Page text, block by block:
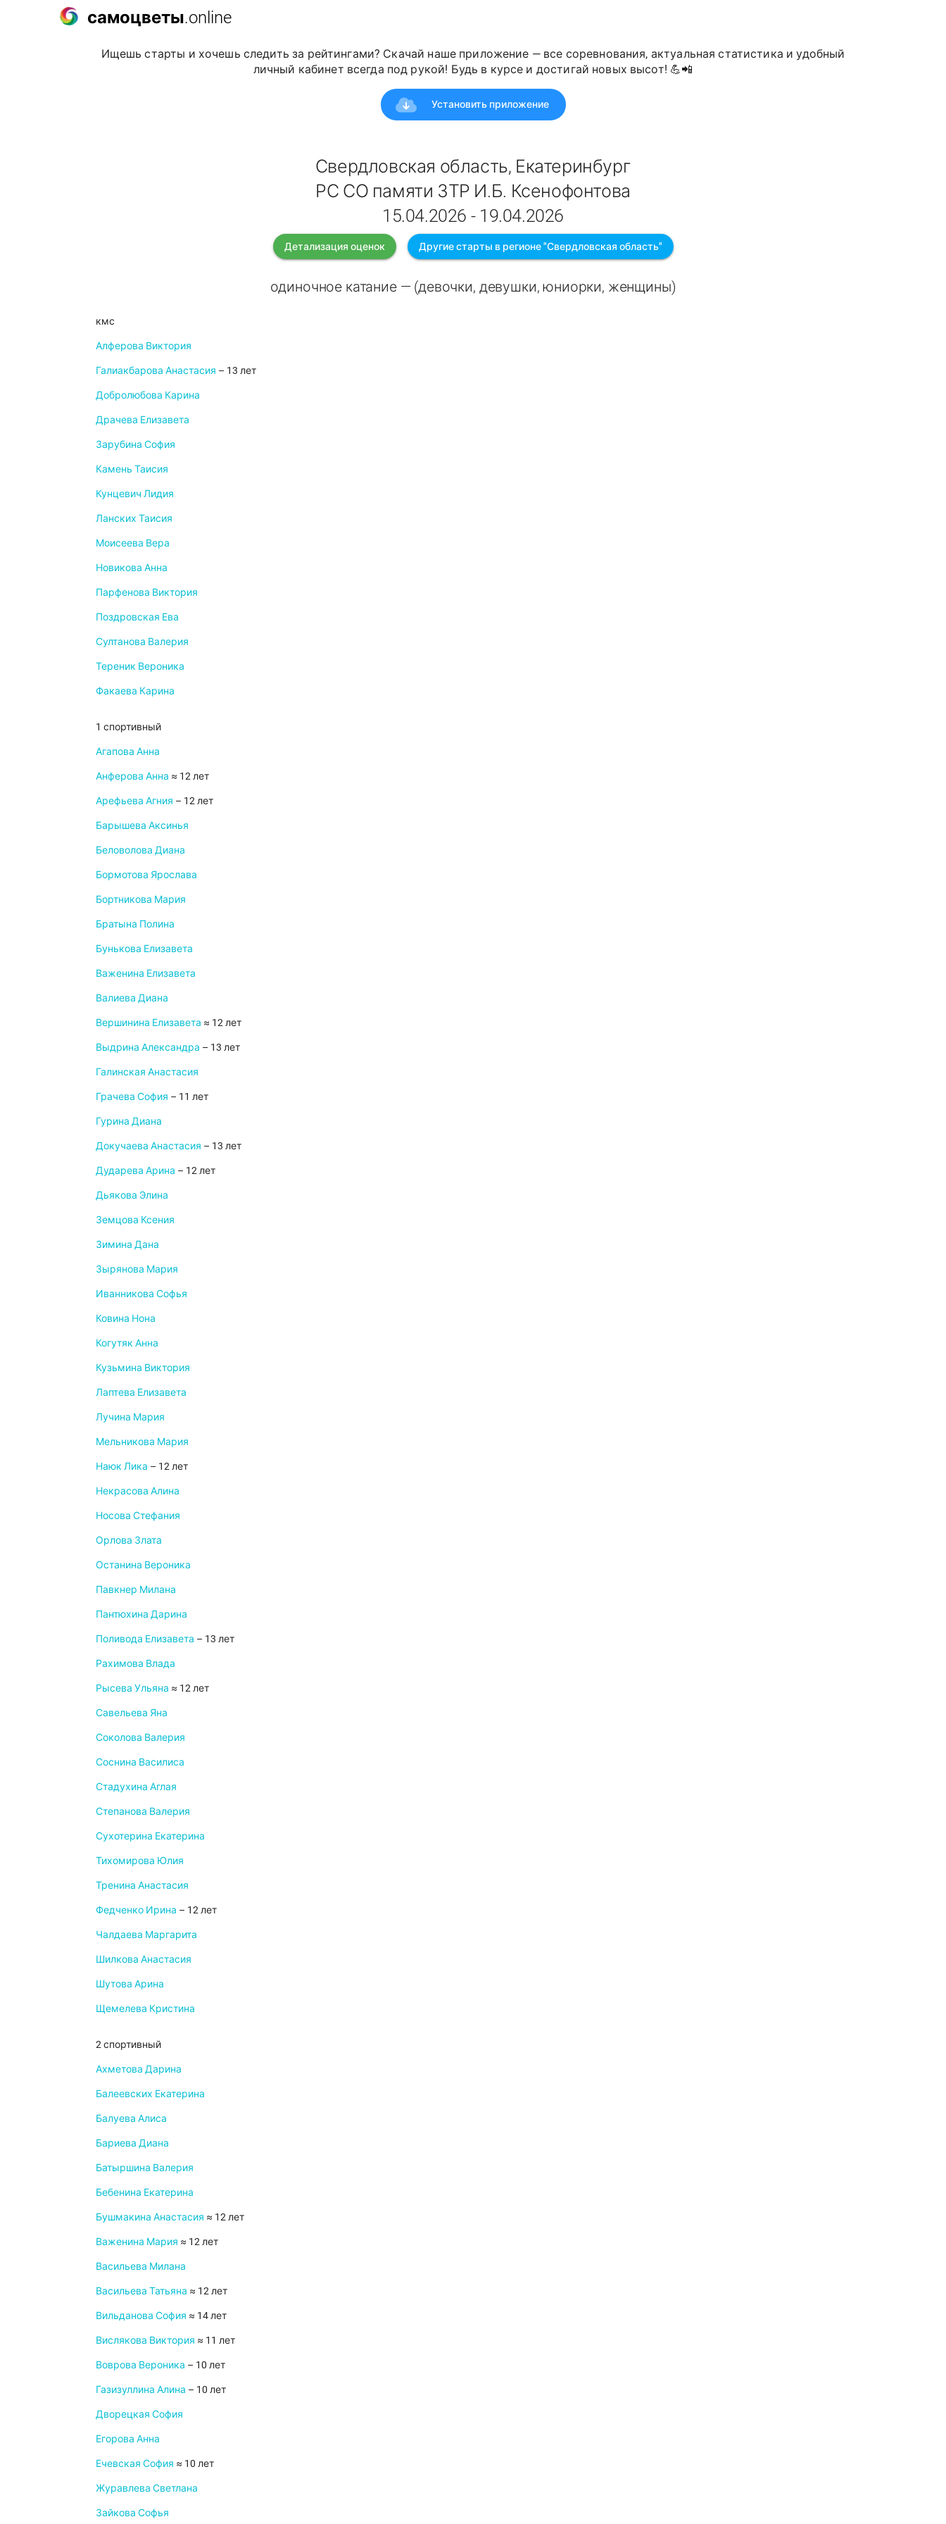
самоцветы.online
Ищешь старты и хочешь следить за рейтингами? Скачай наше приложение — все соревнования, актуальная статистика и удобный
личный кабинет всегда под рукой! Будь в курсе и достигай новых высот! 💪📲
Установить приложение
Свердловская область, Екатеринбург
РС СО памяти ЗТР И.Б. Ксенофонтова
15.04.2026 - 19.04.2026
Детализация оценок Другие старты в регионе "Свердловская область"
одиночное катание — (девочки, девушки, юниорки, женщины)
кмс
Алферова Виктория
Галиакбарова Анастасия – 13 лет
Добролюбова Карина
Драчева Елизавета
Зарубина София
Камень Таисия
Кунцевич Лидия
Ланских Таисия
Моисеева Вера
Новикова Анна
Парфенова Виктория
Поздровская Ева
Султанова Валерия
Тереник Вероника
Факаева Карина
1 спортивный
Агапова Анна
Анферова Анна ≈ 12 лет
Арефьева Агния – 12 лет
Барышева Аксинья
Беловолова Диана
Бормотова Ярослава
Бортникова Мария
Братына Полина
Бунькова Елизавета
Важенина Елизавета
Валиева Диана
Вершинина Елизавета ≈ 12 лет
Выдрина Александра – 13 лет
Галинская Анастасия
Грачева София – 11 лет
Гурина Диана
Докучаева Анастасия – 13 лет
Дударева Арина – 12 лет
Дьякова Элина
Земцова Ксения
Зимина Дана
Зырянова Мария
Иванникова Софья
Ковина Нона
Когутяк Анна
Кузьмина Виктория
Лаптева Елизавета
Лучина Мария
Мельникова Мария
Наюк Лика – 12 лет
Некрасова Алина
Носова Стефания
Орлова Злата
Останина Вероника
Павкнер Милана
Пантюхина Дарина
Поливода Елизавета – 13 лет
Рахимова Влада
Рысева Ульяна ≈ 12 лет
Савельева Яна
Соколова Валерия
Соснина Василиса
Стадухина Аглая
Степанова Валерия
Сухотерина Екатерина
Тихомирова Юлия
Тренина Анастасия
Федченко Ирина – 12 лет
Чалдаева Маргарита
Шилкова Анастасия
Шутова Арина
Щемелева Кристина
2 спортивный
Ахметова Дарина
Балеевских Екатерина
Балуева Алиса
Бариева Диана
Батыршина Валерия
Бебенина Екатерина
Бушмакина Анастасия ≈ 12 лет
Важенина Мария ≈ 12 лет
Васильева Милана
Васильева Татьяна ≈ 12 лет
Вильданова София ≈ 14 лет
Вислякова Виктория ≈ 11 лет
Воврова Вероника – 10 лет
Газизуллина Алина – 10 лет
Дворецкая София
Егорова Анна
Ечевская София ≈ 10 лет
Журавлева Светлана
Зайкова Софья